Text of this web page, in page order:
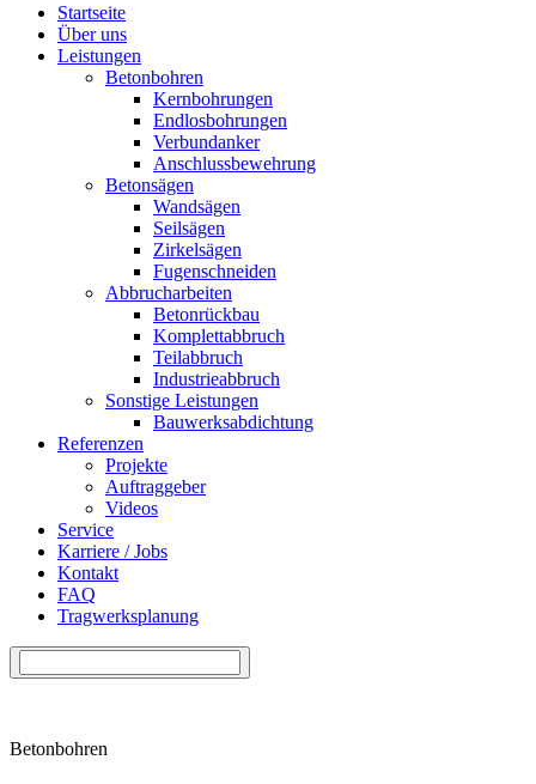
Startseite
Über uns
Leistungen
Betonbohren
Kernbohrungen
Endlosbohrungen
Verbundanker
Anschlussbewehrung
Betonsägen
Wandsägen
Seilsägen
Zirkelsägen
Fugenschneiden
Abbrucharbeiten
Betonrückbau
Komplettabbruch
Teilabbruch
Industrieabbruch
Sonstige Leistungen
Bauwerksabdichtung
Referenzen
Projekte
Auftraggeber
Videos
Service
Karriere / Jobs
Kontakt
FAQ
Tragwerksplanung
Betonbohren